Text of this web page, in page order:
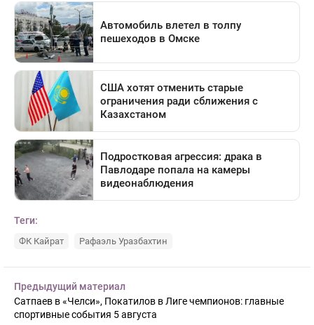
Теги:
ФК Кайрат Рафаэль Уразбахтин
Предыдущий материал
Сатпаев в «Челси», Покатилов в Лиге чемпионов: главные
спортивные события 5 августа